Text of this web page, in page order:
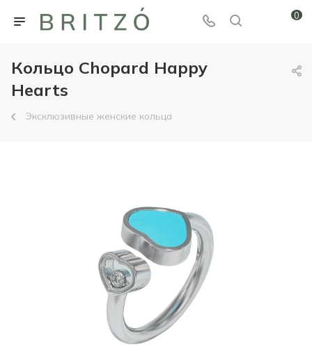
0
Кольцо Chopard Happy
Hearts
Эксклюзивные женские кольца